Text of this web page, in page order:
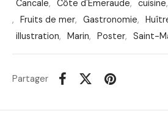
Cancale, Côte d'Émeraude, cuisine,
,
Fruits de mer, Gastronomie,
illustration, Marin, Poster, Saint-
Partager